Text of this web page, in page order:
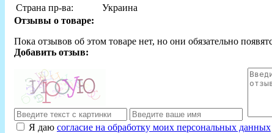
Страна пр-ва:
Украина
Отзывы о товаре:
Пока отзывов об этом товаре нет, но они обязательно
Добавить отзыв:
Я даю согласие на обработку моих персональных данных